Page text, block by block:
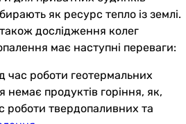
як ресурс тепло із землі.
дослідження колег
має наступні переваги:
час роботи геотермальних
немає продуктів горіння, як,
роботи твердопаливних та